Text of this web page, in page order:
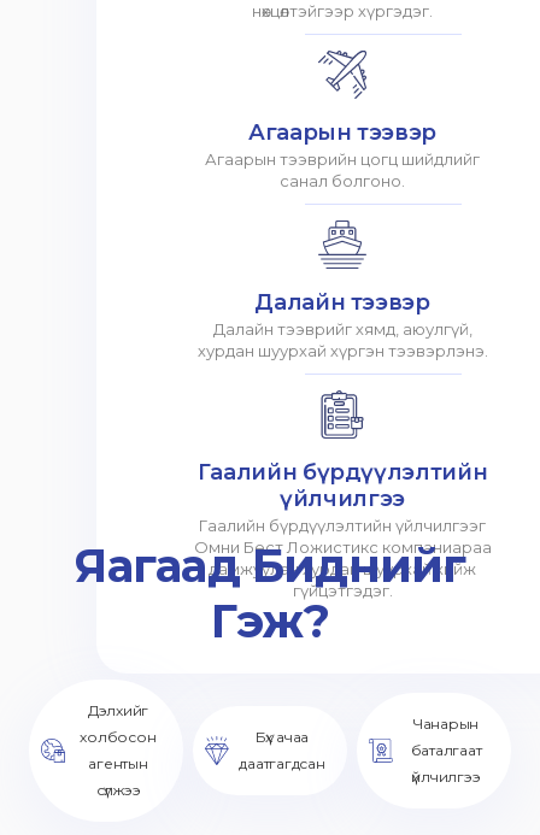
нөхцөлтэйгээр хүргэдэг.
Агаарын тээвэр
Агаарын тээврийн цогц шийдлийг
санал болгоно.
Далайн тээвэр
Далайн тээврийг хямд, аюулгүй,
хурдан шуурхай хүргэн тээвэрлэнэ.
Гаалийн бүрдүүлэлтийн
үйлчилгээ
Гаалийн бүрдүүлэлтийн үйлчилгээг
Омни Бест Ложистикс компаниараа
дамжуулан хурдан шуурхай хийж
гүйцэтгэдэг.
Яагаад Биднийг
Гэж?
Дэлхийг
холбосон
агентын
сүлжээ
Бүх ачаа
даатгагдсан
Чанарын
баталгаат
үйлчилгээ